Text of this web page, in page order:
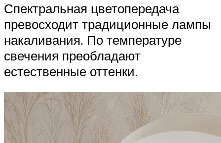
Спектральная цветопередача
превосходит традиционные лампы
накаливания. По температуре
свечения преобладают
естественные оттенки.